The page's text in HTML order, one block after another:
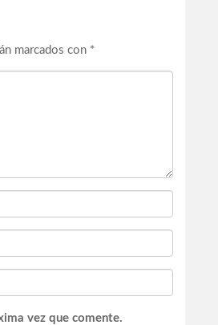
marcados con *
vez que comente.